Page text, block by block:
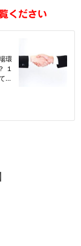
ください
】